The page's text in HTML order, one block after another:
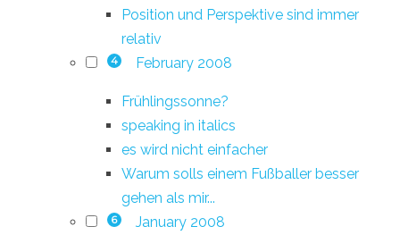
Position und Perspektive sind immer
relativ
4 February 2008
Frühlingssonne?
speaking in italics
es wird nicht einfacher
Warum solls einem Fußballer besser
gehen als mir...
6 January 2008